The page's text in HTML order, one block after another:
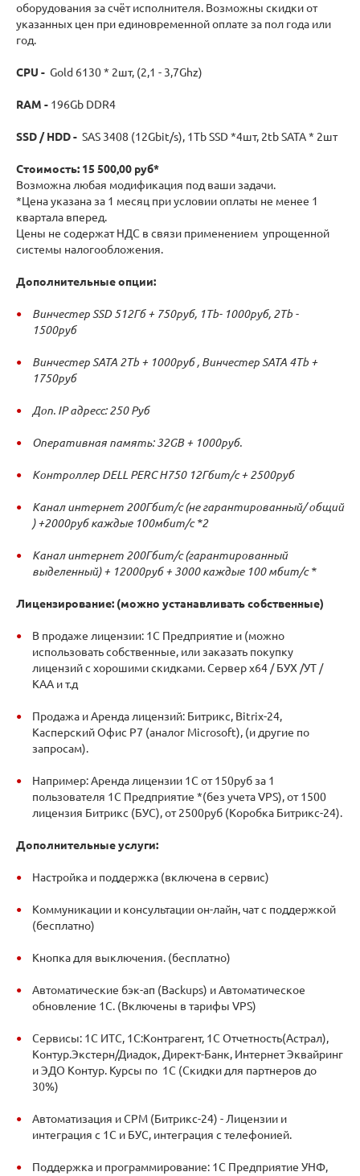
оборудования за счёт исполнителя. Возможны скидки от
указанных цен при единовременной оплате за пол года или
год.
CPU - Gold 6130 * 2шт, (2,1 - 3,7Ghz)
RAM - 196Gb DDR4
SSD / HDD - SAS 3408 (12Gbit/s), 1Tb SSD *4шт, 2tb SATA * 2шт
Стоимость: 15 500,00 руб*
Возможна любая модификация под ваши задачи.
*Цена указана за 1 месяц при условии оплаты не менее 1
квартала вперед.
Цены не содержат НДС в связи применением упрощенной
системы налогообложения.
Дополнительные опции:
Винчестер SSD 512Гб + 750руб, 1Tb- 1000руб, 2Tb -
1500руб
Винчестер SATA 2Tb + 1000руб , Винчестер SATA 4Tb +
1750руб
Доп. IP адресс: 250 Руб
Оперативная память: 32GB + 1000руб.
Контроллер DELL PERC H750 12Гбит/с + 2500руб
Канал интернет 200Гбит/с (не гарантированный/ общий
) +2000руб каждые 100мбит/с *2
Канал интернет 200Гбит/с (гарантированный
выделенный) + 12000руб + 3000 каждые 100 мбит/с *
Лицензирование: (можно устанавливать собственные)
В продаже лицензии: 1С Предприятие и (можно
использовать собственные, или заказать покупку
лицензий с хорошими скидками. Сервер х64 / БУХ /УТ /
КАА и т.д
Продажа и Аренда лицензий: Битрикс, Bitrix-24,
Касперский Офис Р7 (аналог Microsoft), (и другие по
запросам).
Например: Аренда лицензии 1С от 150руб за 1
пользователя 1С Предприятие *(без учета VPS), от 1500
лицензия Битрикс (БУС), от 2500руб (Коробка Битрикс-24).
Дополнительные услуги:
Настройка и поддержка (включена в сервис)
Коммуникации и консультации он-лайн, чат с поддержкой
(бесплатно)
Кнопка для выключения. (бесплатно)
Автоматические бэк-ап (Backups) и Автоматическое
обновление 1С. (Включены в тарифы VPS)
Сервисы: 1С ИТС, 1С:Контрагент, 1С Отчетность(Астрал),
Контур.Экстерн/Диадок, Директ-Банк, Интернет Эквайринг
и ЭДО Контур. Курсы по 1С (Скидки для партнеров до
30%)
Автоматизация и СРМ (Битрикс-24) - Лицензии и
интеграция с 1С и БУС, интеграция с телефонией.
Поддержка и программирование: 1С Предприятие УНФ,